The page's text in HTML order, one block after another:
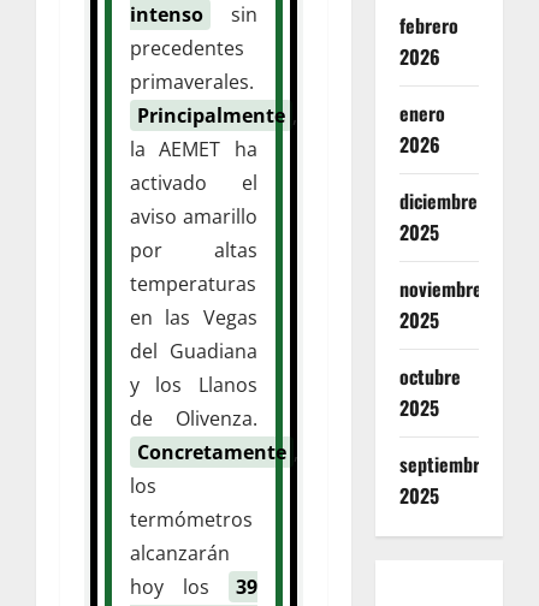
intenso
sin
precedentes
primaverales.
Principalmente ,
la AEMET ha
activado el
aviso amarillo
por altas
temperaturas
en las Vegas
del Guadiana
y los Llanos
de Olivenza.
Concretamente ,
los
termómetros
alcanzarán
hoy los
39
febrero
2026
enero
2026
diciembre
2025
noviembre
2025
octubre
2025
septiembre
2025